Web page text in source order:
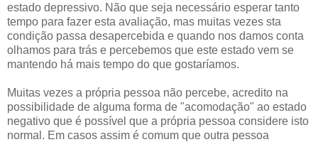
estado depressivo. Não que seja necessário esperar tanto
tempo para fazer esta avaliação, mas muitas vezes sta
condição passa desapercebida e quando nos damos conta
olhamos para trás e percebemos que este estado vem se
mantendo há mais tempo do que gostaríamos.
Muitas vezes a própria pessoa não percebe, acredito na
possibilidade de alguma forma de "acomodação" ao estado
negativo que é possível que a própria pessoa considere isto
normal. Em casos assim é comum que outra pessoa